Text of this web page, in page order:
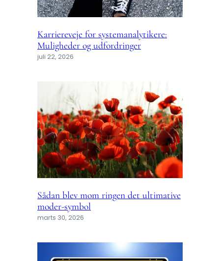
Karriereveje for systemanalytikere:
Muligheder og udfordringer
juli 22, 2026
Sådan blev mom ringen det ultimative
moder-symbol
marts 30, 2026